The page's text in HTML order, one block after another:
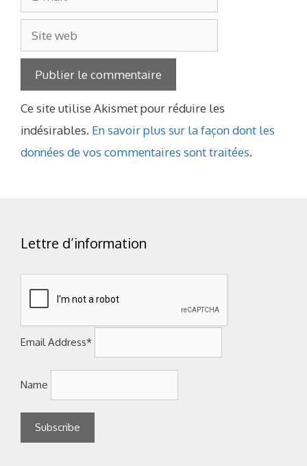
mail
Site
web
Ce site utilise Akismet pour réduire les
indésirables. En savoir plus sur la façon dont les
données de vos commentaires sont traitées.
Lettre d’information
Email Address*
Name